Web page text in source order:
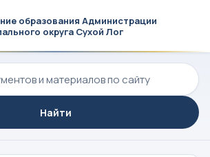
образования Администрации
округа Сухой Лог
Найти